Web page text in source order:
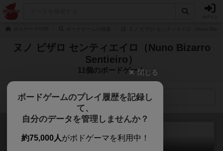
ヌノ ビザロ センティエイロ（Nuno Bizarro
Sentieiro）
11個のボードゲーム
検索メニュー
閉じる
ボードゲームのプレイ履歴を記録し
て、
自分のデータを管理しませんか？
約75,000人がボドゲーマを利用中！